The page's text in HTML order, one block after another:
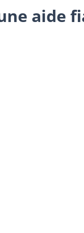
aide